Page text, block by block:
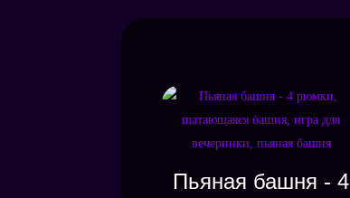
Пьяная башня - 4